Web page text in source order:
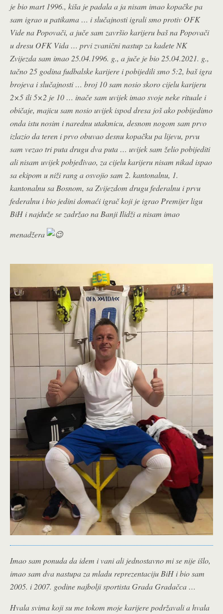
je bio mart 1996., kiša je padala a ja nisam imao kopačke pa
sam igrao u patikama … i slučajnosti igrali smo protiv OFK
Vide na Popovači, a juče sam završio karijeru baš na Popovači
u dresu OFK Vida … prvi zvanični nastup za kadete NK
Zvijezda sam imao 25.04.1996. g., a juče je bio 25.04.2021. g.,
tačno 25 godina fudbalske karijere i pobijedili smo 5:2, baš igra
brojeva i slučajnosti … broj 10 sam nosio skoro cijelu karijeru
2×5 ili 5×2 je 10 … inače sam uvijek imao svoje neke rituale i
običaje, majicu sam nosio uvijek ispod dresa još ako pobijedimo
onda istu nosim i narednu utakmicu, desnom nogom sam prvo
izlazio da teren i prvo obuvao desnu kopačku pa lijevu, prvu
sam vezao tri puta drugu dva puta … uvijek sam želio pobijediti
ali nisam uvijek pobjeđivao, za cijelu karijeru nisam nikad ispao
sa ekipom u niži rang a osvojio sam 2. kantonalnu, 1.
kantonalnu sa Bosnom, sa Zvijezdom drugu federalnu i prvu
federalnu i bio jedini domaći igrač koji je igrao Premijer ligu
BiH i najduže se zadržao na Banji Ilidži a nisam imao
menadžera
Imao sam ponuda da idem i vani ali jednostavno mi se nije išlo,
imao sam dva nastupa za mladu reprezentaciju BiH i bio sam
2005. i 2007. godine najbolji sportista Grada Gradačca …
Hvala svima koji su me tokom moje karijere podržavali a hvala